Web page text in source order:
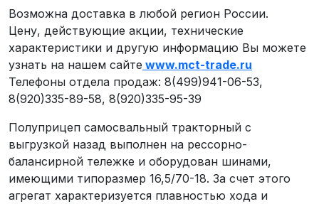
Возможна доставка в любой регион России.
Цену, действующие акции, технические
характеристики и другую информацию Вы можете
узнать на нашем сайте www.mct-trade.ru
Телефоны отдела продаж: 8(499)941-06-53,
8(920)335-89-58, 8(920)335-95-39
Полуприцеп самосвальный тракторный с
выгрузкой назад выполнен на рессорно-
балансирной тележке и оборудован шинами,
имеющими типоразмер 16,5/70-18. За счет этого
агрегат характеризуется плавностью хода и